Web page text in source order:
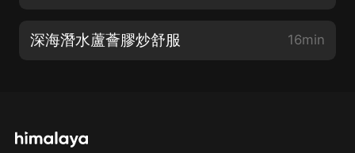
深海潛水蘆薈膠炒舒服 16min